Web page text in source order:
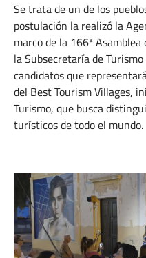
Se trata de un de los
postulación la realizó la
marco de la 166ª
la Subsecretaría de
candidatos que
del Best Tourism Villages,
Turismo, que busca
turísticos de todo el mundo.